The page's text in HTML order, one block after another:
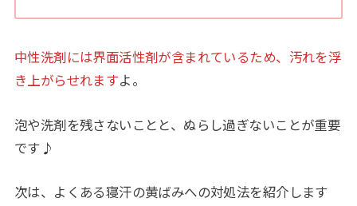
中性洗剤には界面活性剤が含まれているため、汚れを浮
き上がらせれますよ。
泡や洗剤を残さないことと、ぬらし過ぎないことが重要
です♪
次は、よくある寝汗の黄ばみへの対処法を紹介します